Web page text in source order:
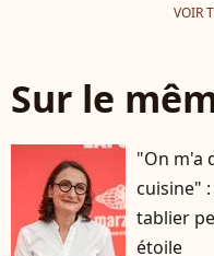
VOIR
Sur le
"On m'a
cuisine"
tablier
étoile